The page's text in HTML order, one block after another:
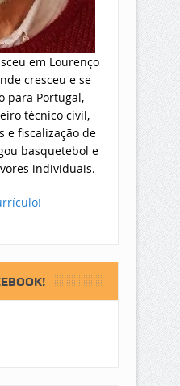
em Lourenço
cresceu e se
para Portugal,
técnico civil,
e fiscalização de
basquetebol e
individuais.